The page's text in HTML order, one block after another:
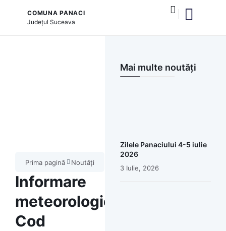
COMUNA PANACI
JudețulSuceava
Prima pagină Noutăți
Informare
meteorologică
Cod
Mai multe noutăți
Zilele Panaciului 4-5 iulie
2026
3 Iulie, 2026